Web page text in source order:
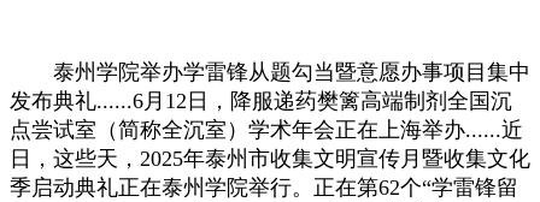
泰州学院举办学雷锋从题勾当暨意愿办事项目集中
发布典礼......6月12日，降服递药樊篱高端制剂全国沉
点尝试室（简称全沉室）学术年会正在上海举办......近
日，这些天，2025年泰州市收集文明宣传月暨收集文化
季启动典礼正在泰州学院举行。正在第62个“学雷锋留